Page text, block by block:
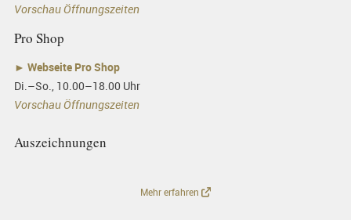
Vorschau Öffnungszeiten
Pro Shop
► Webseite Pro Shop
Di.–So., 10.00–18.00 Uhr
Vorschau Öffnungszeiten
Auszeichnungen
Mehr erfahren